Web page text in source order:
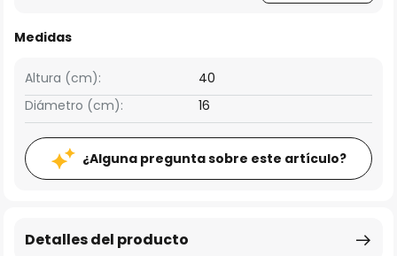
Medidas
Altura (cm):
40
Diámetro (cm):
16
¿Alguna pregunta sobre este artículo?
Detalles del producto